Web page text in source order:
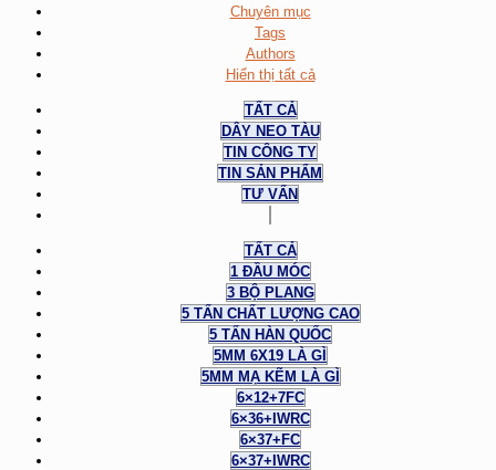
Chuyên mục
Tags
Authors
Hiển thị tất cả
TẤT CẢ
DÂY NEO TÀU
TIN CÔNG TY
TIN SẢN PHẨM
TƯ VẤN
TẤT CẢ
1 ĐẦU MÓC
3 BỘ PLANG
5 TẤN CHẤT LƯỢNG CAO
5 TẤN HÀN QUỐC
5MM 6X19 LÀ GÌ
5MM MẠ KẼM LÀ GÌ
6×12+7FC
6×36+IWRC
6×37+FC
6×37+IWRC